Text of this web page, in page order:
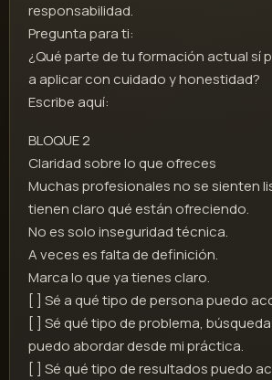
responsabilidad.
Pregunta para ti:
¿Qué parte de tu formación actual sí
a aplicar con cuidado y honestidad?
Escribe aquí:
BLOQUE 2
Claridad sobre lo que ofreces
Muchas profesionales no se sienten
tienen claro qué están ofreciendo.
No es solo inseguridad técnica.
A veces es falta de definición.
Marca lo que ya tienes claro.
[ ] Sé a qué tipo de persona puedo
[ ] Sé qué tipo de problema,
puedo abordar desde mi práctica.
[ ] Sé qué tipo de resultados puedo